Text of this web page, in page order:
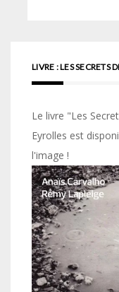
LIVRE : LES SECRETS
Le livre "Les
Eyrolles est
l'image !